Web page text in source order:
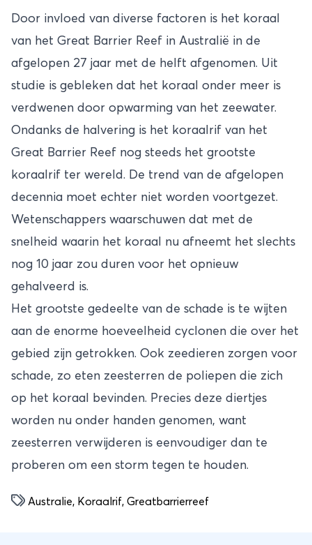
Door invloed van diverse factoren is het koraal
van het Great Barrier Reef in Australië in de
afgelopen 27 jaar met de helft afgenomen. Uit
studie is gebleken dat het koraal onder meer is
verdwenen door opwarming van het zeewater.
Ondanks de halvering is het koraalrif van het
Great Barrier Reef nog steeds het grootste
koraalrif ter wereld. De trend van de afgelopen
decennia moet echter niet worden voortgezet.
Wetenschappers waarschuwen dat met de
snelheid waarin het koraal nu afneemt het slechts
nog 10 jaar zou duren voor het opnieuw
gehalveerd is.
Het grootste gedeelte van de schade is te wijten
aan de enorme hoeveelheid cyclonen die over het
gebied zijn getrokken. Ook zeedieren zorgen voor
schade, zo eten zeesterren de poliepen die zich
op het koraal bevinden. Precies deze diertjes
worden nu onder handen genomen, want
zeesterren verwijderen is eenvoudiger dan te
proberen om een storm tegen te houden.
Australie, Koraalrif, Greatbarrierreef